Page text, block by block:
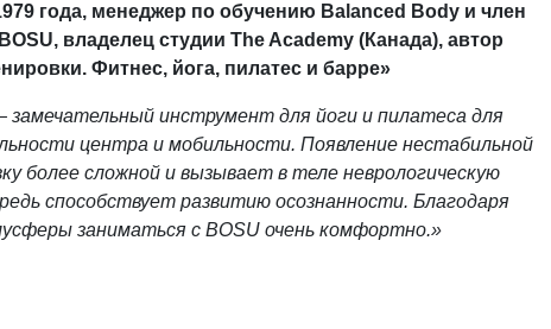
года, менеджер по обучению Balanced Body и член
владелец студии The Academy (Канада), автор
Фитнес, йога, пилатес и барре»
замечательный инструмент для йоги и пилатеса для
центра и мобильности. Появление нестабильной
более сложной и вызывает в теле неврологическую
способствует развитию осознанности. Благодаря
заниматься с BOSU очень комфортно.»